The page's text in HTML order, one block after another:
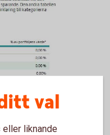
val
eller liknande